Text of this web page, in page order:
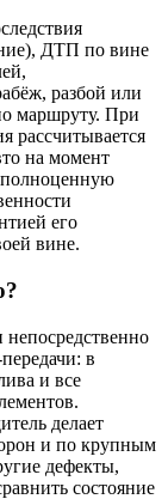
ДТП по вине
разбой или
маршруту. При
рассчитывается
на момент
полноценную
его
вине.
непосредственно
в
и все
делает
и по крупным
дефекты,
состояние